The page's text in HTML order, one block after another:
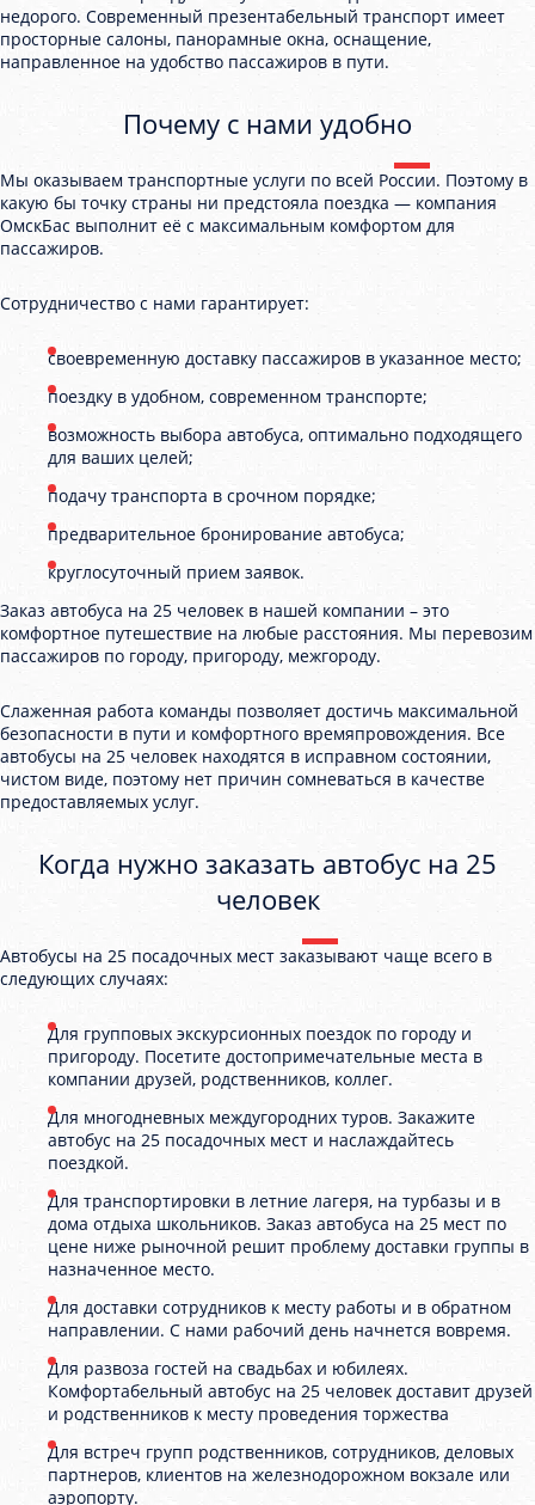
недорого. Современный презентабельный транспорт имеет
просторные салоны, панорамные окна, оснащение,
направленное на удобство пассажиров в пути.
Почему с нами удобно
Мы оказываем транспортные услуги по всей России. Поэтому в
какую бы точку страны ни предстояла поездка — компания
ОмскБас выполнит её с максимальным комфортом для
пассажиров.
Сотрудничество с нами гарантирует:
своевременную доставку пассажиров в указанное место;
поездку в удобном, современном транспорте;
возможность выбора автобуса, оптимально подходящего
для ваших целей;
подачу транспорта в срочном порядке;
предварительное бронирование автобуса;
круглосуточный прием заявок.
Заказ автобуса на 25 человек в нашей компании – это
комфортное путешествие на любые расстояния. Мы перевозим
пассажиров по городу, пригороду, межгороду.
Слаженная работа команды позволяет достичь максимальной
безопасности в пути и комфортного времяпровождения. Все
автобусы на 25 человек находятся в исправном состоянии,
чистом виде, поэтому нет причин сомневаться в качестве
предоставляемых услуг.
Когда нужно заказать автобус на 25
человек
Автобусы на 25 посадочных мест заказывают чаще всего в
следующих случаях:
Для групповых экскурсионных поездок по городу и
пригороду. Посетите достопримечательные места в
компании друзей, родственников, коллег.
Для многодневных междугородних туров. Закажите
автобус на 25 посадочных мест и наслаждайтесь
поездкой.
Для транспортировки в летние лагеря, на турбазы и в
дома отдыха школьников. Заказ автобуса на 25 мест по
цене ниже рыночной решит проблему доставки группы в
назначенное место.
Для доставки сотрудников к месту работы и в обратном
направлении. С нами рабочий день начнется вовремя.
Для развоза гостей на свадьбах и юбилеях.
Комфортабельный автобус на 25 человек доставит друзей
и родственников к месту проведения торжества
Для встреч групп родственников, сотрудников, деловых
партнеров, клиентов на железнодорожном вокзале или
аэропорту.